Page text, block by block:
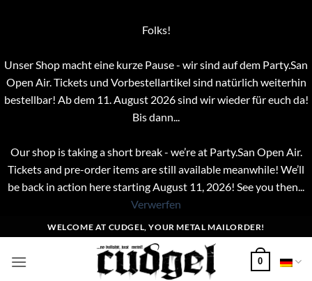
Folks!
Unser Shop macht eine kurze Pause - wir sind auf dem Party.San
Open Air. Tickets und Vorbestellartikel sind natürlich weiterhin
bestellbar! Ab dem 11. August 2026 sind wir wieder für euch da!
Bis dann...
Our shop is taking a short break - we’re at Party.San Open Air.
Tickets and pre-order items are still available meanwhile! We’ll
be back in action here starting August 11, 2026! See you then...
Verwerfen
Inhalt
springen
WELCOME AT CUDGEL, YOUR METAL MAILORDER!
0